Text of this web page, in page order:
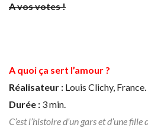
A vos votes !
A quoi ça sert l’amour ?
Réalisateur : Louis Clichy, France.
Durée : 3 min.
C’est l’histoire d’un gars et d’une